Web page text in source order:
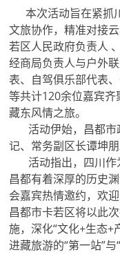
本次活动旨在紧抓
文旅协作，精准对接
若区人民政府负责人
经商局负责人与户外
表、自驾俱乐部代表
等共计120余位嘉宾
藏东风情之旅。
活动伊始，昌都市
记、常务副区长谭坤朋
活动指出，四川作
昌都有着深厚的历史
会嘉宾热情邀约，欢
昌都市卡若区将以此
施，深化“文化+生态+
进藏旅游的“第一站”与“